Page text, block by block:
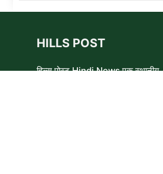
HILLS POST
हिल्स पोस्ट Hindi News एक स्थानीय,